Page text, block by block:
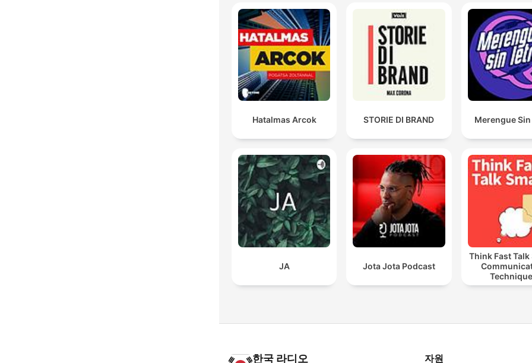
Hatalmas Arcok STORIE DI BRAND Merengue
JA Jota Jota Podcast
Think Fast Talk
한국 라디오 자원